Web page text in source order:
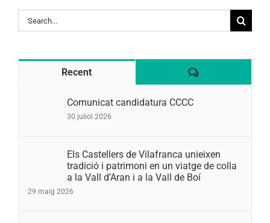
Search
for:
Recent Comentaris
Comunicat candidatura CCCC
30 juliol 2026
Els Castellers de Vilafranca unieixen
tradició i patrimoni en un viatge de colla
a la Vall d’Aran i a la Vall de Boí
29 maig 2026